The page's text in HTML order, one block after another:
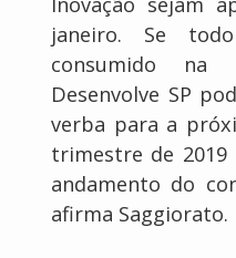
janeiro. Se
consumido na
Desenvolve SP
verba para a
trimestre de
andamento do
afirma Saggiorato.